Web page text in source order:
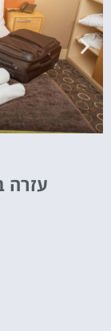
מציאת
עזרה